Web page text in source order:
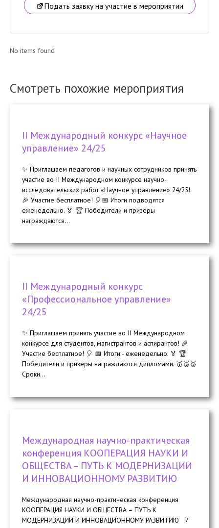
Подать заявку на участие в мероприятии
No items found
Смотреть похожие мероприятия
II Международный конкурс «Научное
управление» 24/25
✨ Приглашаем педагогов и научных сотрудников принять
участие во II Международном конкурсе научно-
исследовательских работ «Научное управление» 24/25!
🎉 Участие бесплатное! 🎈📅 Итоги подводятся
еженедельно. 🏅 🏆 Победители и призеры
награждаются...
II Международный конкурс
«Профессиональное управление»
24/25
✨ Приглашаем принять участие во II Международном
конкурсе для студентов, магистрантов и аспирантов! 🎉
Участие бесплатное! 🎈 📅 Итоги - еженедельно. 🏅 🏆
Победители и призеры награждаются дипломами. 🥇🥈🥉
Сроки...
Международная научно-практическая
конференция КООПЕРАЦИЯ НАУКИ И
ОБЩЕСТВА – ПУТЬ К МОДЕРНИЗАЦИИ
И ИННОВАЦИОННОМУ РАЗВИТИЮ
Международная научно-практическая конференция
КООПЕРАЦИЯ НАУКИ И ОБЩЕСТВА – ПУТЬ К
МОДЕРНИЗАЦИИ И ИННОВАЦИОННОМУ РАЗВИТИЮ 7